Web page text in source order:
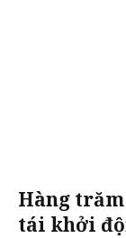
Hàng trăm
tái khởi